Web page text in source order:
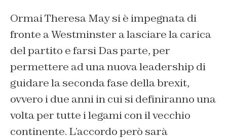
Ormai Theresa May si è impegnata di
fronte a Westminster a lasciare la carica
del partito e farsi Das parte, per
permettere ad una nuova leadership di
guidare la seconda fase della brexit,
ovvero i due anni in cui si definiranno una
volta per tutte i legami con il vecchio
continente. L’accordo però sarà